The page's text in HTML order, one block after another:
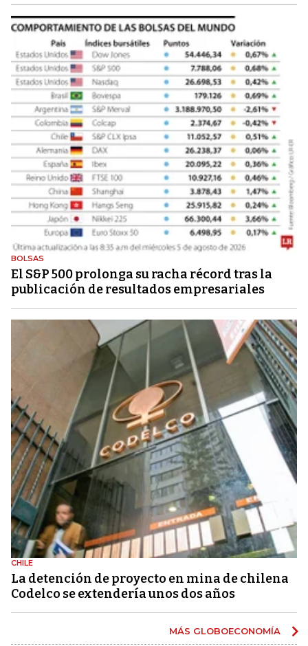
BOLSAS
El S&P 500 prolonga su racha récord tras la
publicación de resultados empresariales
CHILE
La detención de proyecto en mina de chilena
Codelco se extendería unos dos años
MÁS GLOBOECONOMÍA